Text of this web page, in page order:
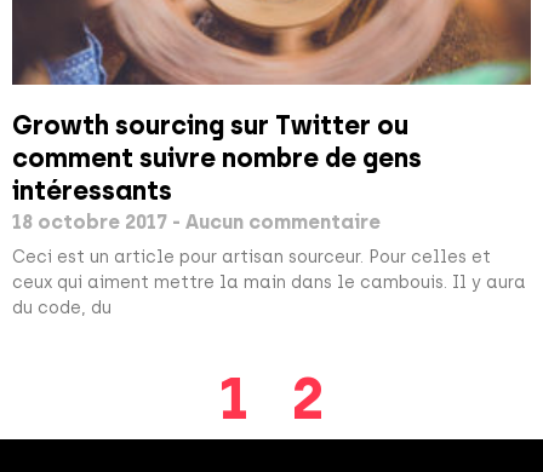
Growth sourcing sur Twitter ou
comment suivre nombre de gens
intéressants
18 octobre 2017 Aucun commentaire
Ceci est un article pour artisan sourceur. Pour celles et
ceux qui aiment mettre la main dans le cambouis. Il y aura
du code, du
1 2